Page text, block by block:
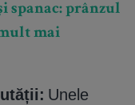
spanac: prânzul
mai
Unele